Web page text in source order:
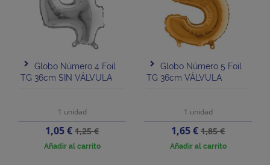
Globo Número 4 Foil
TG 36cm SIN VÁLVULA
1 unidad
Precio
1,05 €Precio
base
1,25 €
Añadir al carrito
Globo Número 5 Foil
TG 36cm VÁLVULA
1 unidad
Precio
1,65 €Precio
base
1,85 €
Añadir al carrito